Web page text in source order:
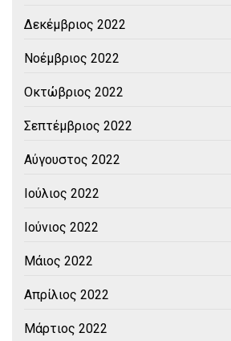
Δεκέμβριος 2022
Νοέμβριος 2022
Οκτώβριος 2022
Σεπτέμβριος 2022
Αύγουστος 2022
Ιούλιος 2022
Ιούνιος 2022
Μάιος 2022
Απρίλιος 2022
Μάρτιος 2022